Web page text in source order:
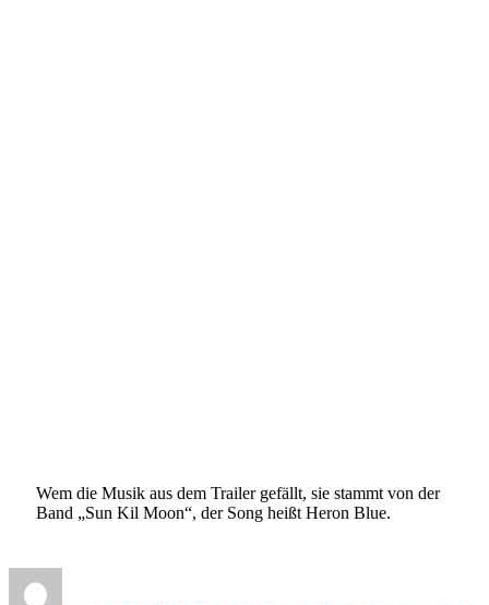
Wem die Musik aus dem Trailer gefällt, sie stammt von der
Band „Sun Kil Moon“, der Song heißt Heron Blue.